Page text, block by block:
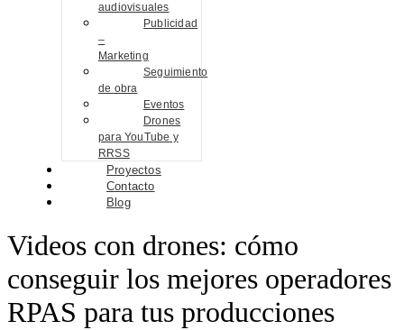
audiovisuales
Publicidad
–
Marketing
Seguimiento
de obra
Eventos
Drones
para YouTube y
RRSS
Proyectos
Contacto
Blog
Videos con drones: cómo
conseguir los mejores operadores
RPAS para tus producciones